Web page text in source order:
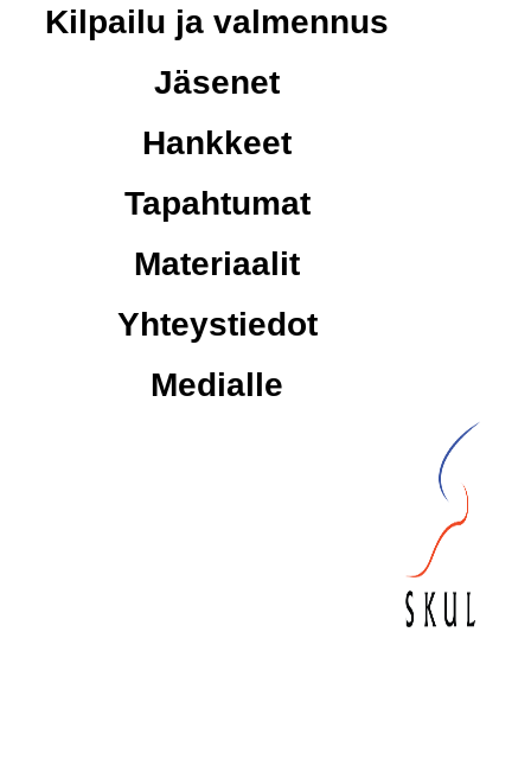
Kilpailu ja valmennus
Jäsenet
Hankkeet
Tapahtumat
Materiaalit
Yhteystiedot
Medialle